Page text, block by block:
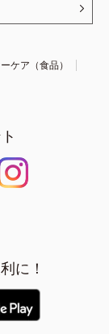
ケア（食品）
に！